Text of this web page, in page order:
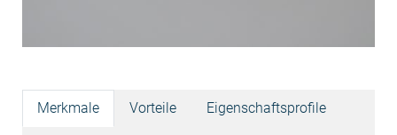
Merkmale Vorteile Eigenschaftsprofile